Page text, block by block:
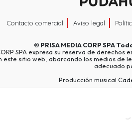
Contacto comercial Aviso legal
© PRISA MEDIA CORP SPA
SPA expresa su reserva de
este sitio web, abarcando los medios de
adecuado
Producción musical